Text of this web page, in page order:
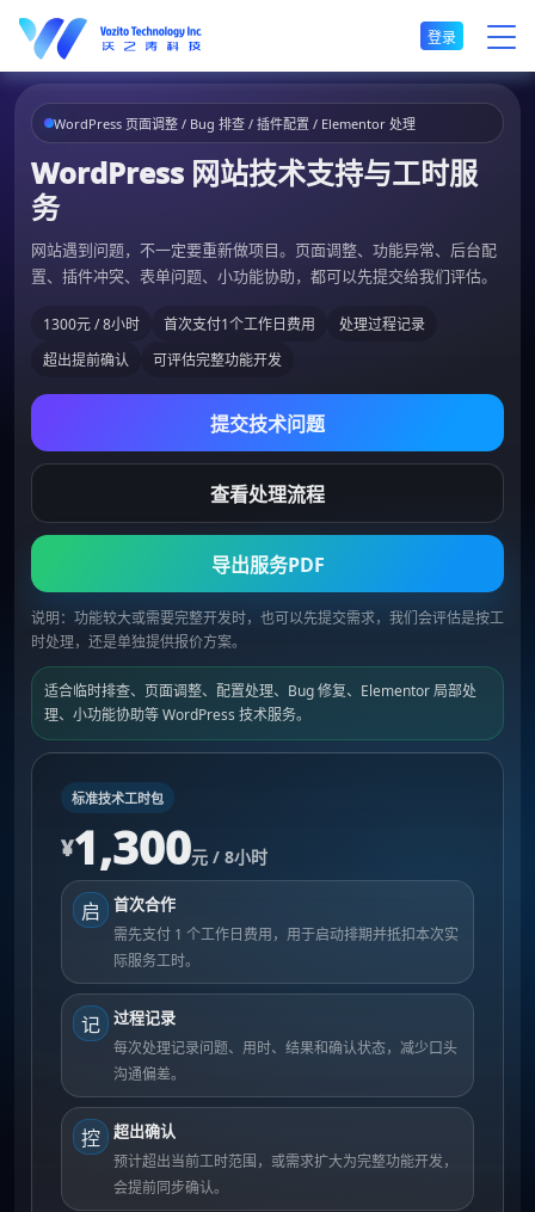
登录
WordPress 页面调整 / Bug 排查 / 插件配置 / Elementor 处理
WordPress 网站技术支持与工时服
务
网站遇到问题，不一定要重新做项目。页面调整、功能异常、后台配
置、插件冲突、表单问题、小功能协助，都可以先提交给我们评估。
1300元 / 8小时 首次支付1个工作日费用
处理过程记录
超出提前确认
可评估完整功能开发
提交技术问题
查看处理流程
导出服务PDF
说明：功能较大或需要完整开发时，也可以先提交需求，我们会评估是按工
时处理，还是单独提供报价方案。
适合临时排查、页面调整、配置处理、Bug 修复、Elementor 局部处
理、小功能协助等 WordPress 技术服务。
标准技术工时包
¥1,300元 / 8小时
启 首次合作
需先支付 1 个工作日费用，用于启动排期并抵扣本次实
际服务工时。
记 过程记录
每次处理记录问题、用时、结果和确认状态，减少口头
沟通偏差。
控 超出确认
预计超出当前工时范围，或需求扩大为完整功能开发，
会提前同步确认。